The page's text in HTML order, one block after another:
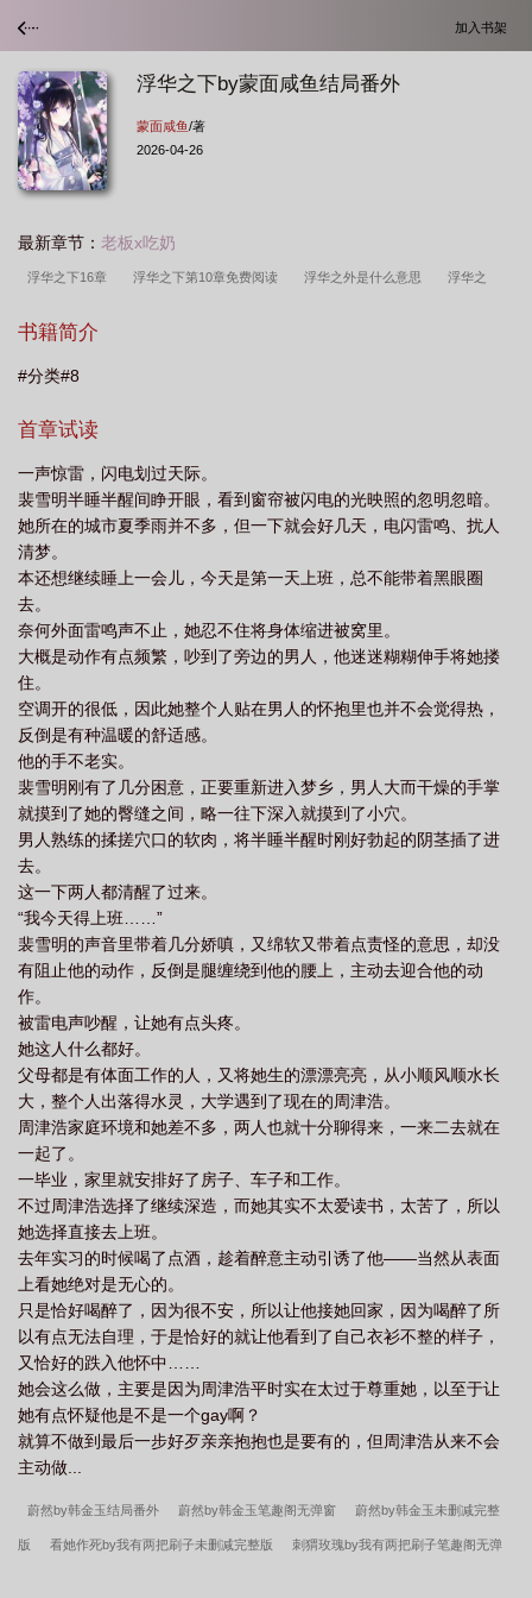
加入书架
浮华之下by蒙面咸鱼结局番外
蒙面咸鱼/著
2026-04-26
最新章节： 老板x吃奶
浮华之下16章 浮华之下第10章免费阅读 浮华之外是什么意思 浮华之
思
书籍简介
#分类#8
首章试读
一声惊雷，闪电划过天际。
裴雪明半睡半醒间睁开眼，看到窗帘被闪电的光映照的忽明忽暗。
她所在的城市夏季雨并不多，但一下就会好几天，电闪雷鸣、扰人
清梦。
本还想继续睡上一会儿，今天是第一天上班，总不能带着黑眼圈
去。
奈何外面雷鸣声不止，她忍不住将身体缩进被窝里。
大概是动作有点频繁，吵到了旁边的男人，他迷迷糊糊伸手将她搂
住。
空调开的很低，因此她整个人贴在男人的怀抱里也并不会觉得热，
反倒是有种温暖的舒适感。
他的手不老实。
裴雪明刚有了几分困意，正要重新进入梦乡，男人大而干燥的手掌
就摸到了她的臀缝之间，略一往下深入就摸到了小穴。
男人熟练的揉搓穴口的软肉，将半睡半醒时刚好勃起的阴茎插了进
去。
这一下两人都清醒了过来。
“我今天得上班……”
裴雪明的声音里带着几分娇嗔，又绵软又带着点责怪的意思，却没
有阻止他的动作，反倒是腿缠绕到他的腰上，主动去迎合他的动
作。
被雷电声吵醒，让她有点头疼。
她这人什么都好。
父母都是有体面工作的人，又将她生的漂漂亮亮，从小顺风顺水长
大，整个人出落得水灵，大学遇到了现在的周津浩。
周津浩家庭环境和她差不多，两人也就十分聊得来，一来二去就在
一起了。
一毕业，家里就安排好了房子、车子和工作。
不过周津浩选择了继续深造，而她其实不太爱读书，太苦了，所以
她选择直接去上班。
去年实习的时候喝了点酒，趁着醉意主动引诱了他——当然从表面
上看她绝对是无心的。
只是恰好喝醉了，因为很不安，所以让他接她回家，因为喝醉了所
以有点无法自理，于是恰好的就让他看到了自己衣衫不整的样子，
又恰好的跌入他怀中……
她会这么做，主要是因为周津浩平时实在太过于尊重她，以至于让
她有点怀疑他是不是一个gay啊？
就算不做到最后一步好歹亲亲抱抱也是要有的，但周津浩从来不会
主动做...
蔚然by韩金玉结局番外 蔚然by韩金玉笔趣阁无弹窗 蔚然by韩金玉未删减完整
版 看她作死by我有两把刷子未删减完整版 刺猬玫瑰by我有两把刷子笔趣阁无弹